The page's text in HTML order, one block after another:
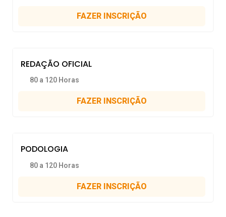
FAZER INSCRIÇÃO
REDAÇÃO OFICIAL
80 a 120 Horas
FAZER INSCRIÇÃO
PODOLOGIA
80 a 120 Horas
FAZER INSCRIÇÃO